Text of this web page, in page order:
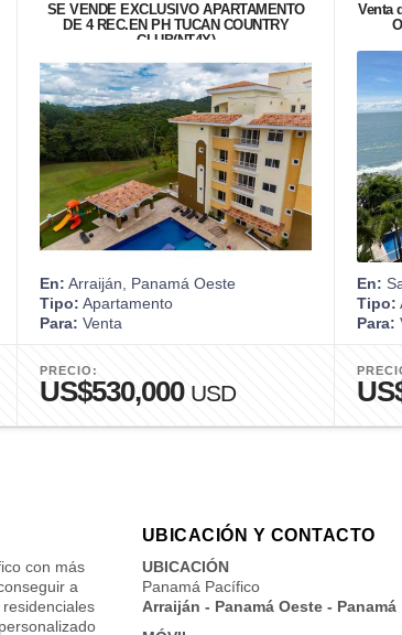
SE VENDE EXCLUSIVO APARTAMENTO
DE 4 REC.EN PH TUCAN COUNTRY
CLUB(NT4X)
En: Arraiján, Panamá Oeste
Tipo: Apartamento
Para: Venta
PRECIO:
US$530,000 USD
Venta
En:
Tipo:
Para:
con más
a
UBICACIÓN Y CONTACTO
UBICACIÓN
Panamá Pacífico
Arraiján - Panamá Oeste - Panamá